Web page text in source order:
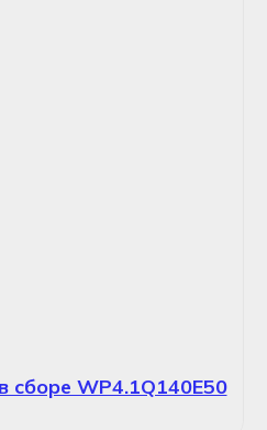
сборе WP4.1Q140E50